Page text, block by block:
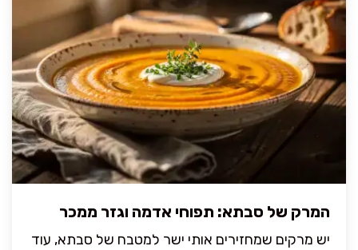
המרק של סבתא: תפוחי אדמה וגזר ממכר
יש מרקים שמחזירים אותי ישר למטבח של סבתא, עוד